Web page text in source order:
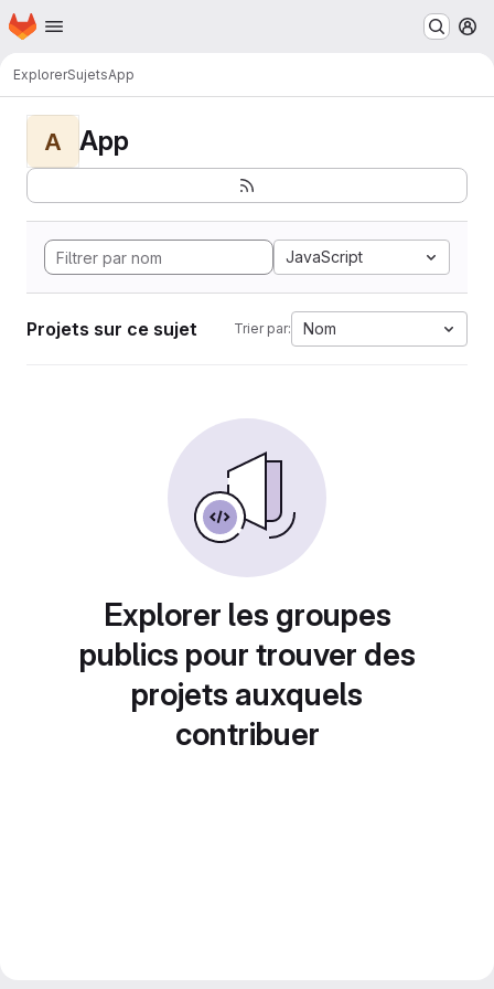
Passer au contenu principal
Page d'accueil
ExplorerSujetsApp
A App
JavaScript
Projets sur ce sujet Trier par: Nom
Explorer les groupes
publics pour trouver des
projets auxquels
contribuer